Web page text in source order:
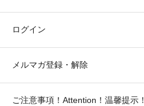
ログイン
メルマガ登録・解除
ご注意事項！Attention！温馨提示！